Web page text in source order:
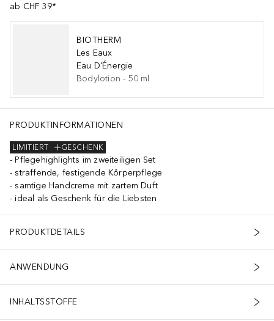
ab CHF 39*
BIOTHERM
Les Eaux
Eau D'Énergie
Bodylotion - 50 ml
PRODUKTINFORMATIONEN
GESCHENK
LIMITIERT
Pflegehighlights im zweiteiligen Set
straffende, festigende Körperpflege
samtige Handcreme mit zartem Duft
ideal als Geschenk für die Liebsten
PRODUKTDETAILS
ANWENDUNG
INHALTSSTOFFE